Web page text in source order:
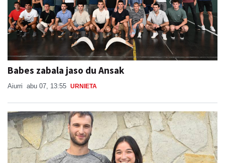
Babes zabala jaso du Ansak
Aiurri abu 07, 13:55 URNIETA